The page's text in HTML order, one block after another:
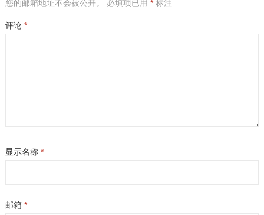
您的邮箱地址不会被公开。 必填项已用 *标注
评论 *
显示名称 *
邮箱 *